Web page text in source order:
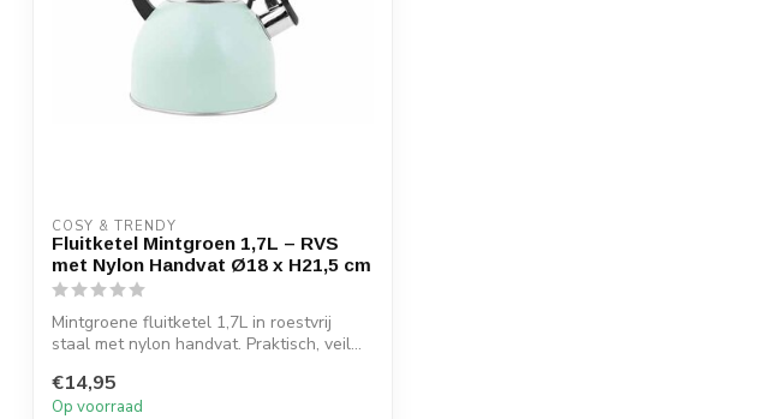
COSY & TRENDY
Fluitketel Mintgroen 1,7L – RVS
met Nylon Handvat Ø18 x H21,5 cm
Mintgroene fluitketel 1,7L in roestvrij
staal met nylon handvat. Praktisch, veil...
€14,95
Op voorraad